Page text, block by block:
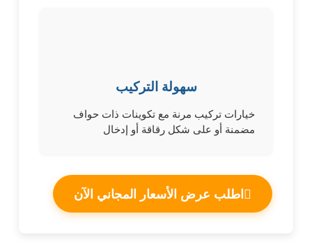
سهولة التركيب
خيارات تركيب مرنة مع تكوينات ذات حواف
مضمنة أو على شكل رقاقة أو إدخال
اطلب عرض الأسعار المجاني الآن